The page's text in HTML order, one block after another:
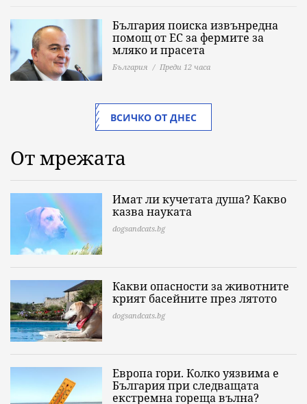
България поиска извънредна
помощ от ЕС за фермите за
мляко и прасета
България Преди 12 часа
ВСИЧКО ОТ ДНЕС
От мрежата
Имат ли кучетата душа? Какво
казва науката
dogsandcats.bg
Какви опасности за животните
крият басейните през лятото
dogsandcats.bg
Европа гори. Колко уязвима е
България при следващата
екстремна гореща вълна?